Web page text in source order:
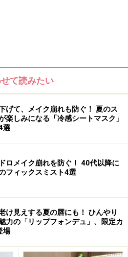
にかくベースメイクを薄くする
もし崩れた時でも、ドロドロに
す。
、日焼け止め入りの下地を塗
ション、もしくは、パウダリー
ます。目の周りにはコンシーラ
て読みたい
げて、メイク崩れも防ぐ！ 夏のス
楽しみになる「冷感シートマスク」
選
ロメイク崩れを防ぐ！ 40代以降に
フィックスミスト4選
け見えする夏の唇にも！ ひんやり
力の「リップフォンデュ」、限定カ
場